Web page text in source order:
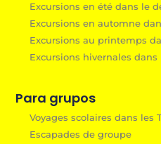
Excursions en été dans le
Excursions en automne
Excursions au printemps
Excursions hivernales dans
Para grupos
Voyages scolaires dans les
Escapades de groupe